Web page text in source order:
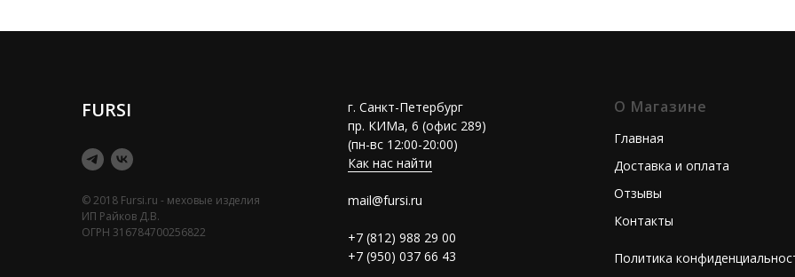
FURSI
© 2018 Fursi.ru - меховые изделия
ИП Райков Д.В.
ОГРН 316784700256822
г. Санкт-Петербург
пр. КИМа, 6 (офис 289)
(пн-вс 12:00-20:00)
Как нас найти
mail@fursi.ru
+7 (812) 988 29 00
+7 (950) 037 66 43
О Магазине
Главная
Доставка и оплата
Отзывы
Контакты
Политика